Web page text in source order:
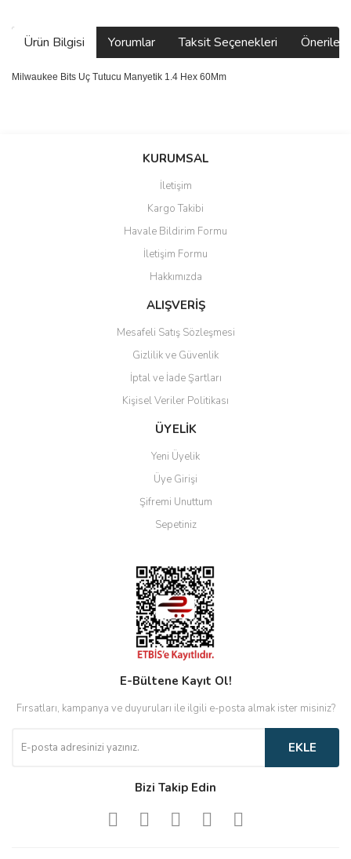
Ürün Bilgisi Yorumlar Taksit Seçenekleri
Milwaukee Bits Uç Tutucu Manyetik 1.4 Hex 60Mm
Bu ürüne ilk yorumu siz yapın!
Ürün resmi kalitesiz, bozuk veya görüntülenemiyor.
Ürün açıklamasında eksik bilgiler bulunuyor.
Ürün bilgilerinde hatalar bulunuyor.
Ürün fiyatı diğer sitelerden daha pahalı.
Bu ürüne benzer farklı alternatifler olmalı.
Gönder
KURUMSAL
İletişim
Kargo Takibi
Havale Bildirim Formu
İletişim Formu
Hakkımızda
ALIŞVERİŞ
Mesafeli Satış Sözleşmesi
Gizlilik ve Güvenlik
İptal ve İade Şartları
Kişisel Veriler Politikası
ÜYELİK
Yeni Üyelik
Üye Girişi
Şifremi Unuttum
Sepetiniz
E-Bültene Kayıt Ol!
Fırsatları, kampanya ve duyuruları ile ilgili e-posta almak ister misiniz?
EKLE
Bizi Takip Edin